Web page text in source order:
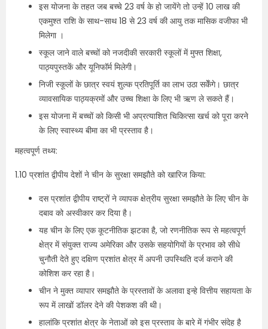
इस योजना के तहत जब बच्चे 23 वर्ष के हो जायेंगे तो उन्हें 10 लाख की
एकमुश्त राशि के साथ-साथ 18 से 23 वर्ष की आयु तक मासिक वजीफा भी
मिलेगा ।
स्कूल जाने वाले बच्चों को नजदीकी सरकारी स्कूलों में मुफ्त शिक्षा,
पाठ्यपुस्तकें और यूनिफॉर्म मिलेगी।
निजी स्कूलों के छात्र स्वयं शुल्क प्रतिपूर्ति का लाभ उठा सकेँगे। छात्र
व्यावसायिक पाठ्यक्रमों और उच्च शिक्षा के लिए भी ऋण ले सकते हैं।
इस योजना में बच्चों को किसी भी अप्रत्याशित चिकित्सा खर्च को पूरा करने
के लिए स्वास्थ्य बीमा का भी प्रस्ताव है।
महत्वपूर्ण तथ्य:
1.10 प्रशांत द्वीपीय देशों ने चीन के सुरक्षा समझौते को खारिज किया:
दस प्रशांत द्वीपीय राष्ट्रों ने व्यापक क्षेत्रीय सुरक्षा समझौते के लिए चीन के
दबाव को अस्वीकार कर दिया है।
यह चीन के लिए एक कूटनीतिक झटका है, जो रणनीतिक रूप से महत्वपूर्ण
क्षेत्र में संयुक्त राज्य अमेरिका और उसके सहयोगियों के प्रभाव को सीधे
चुनौती देते हुए दक्षिण प्रशांत क्षेत्र में अपनी उपस्थिति दर्ज कराने की
कोशिश कर रहा है।
चीन ने मुक्त व्यापार समझौते के प्रस्तावों के अलावा इन्हे वित्तीय सहायता के
रूप में लाखों डॉलर देने की पेशकश की थी।
हालांकि प्रशांत क्षेत्र के नेताओं को इस प्रस्ताव के बारे में गंभीर संदेह है